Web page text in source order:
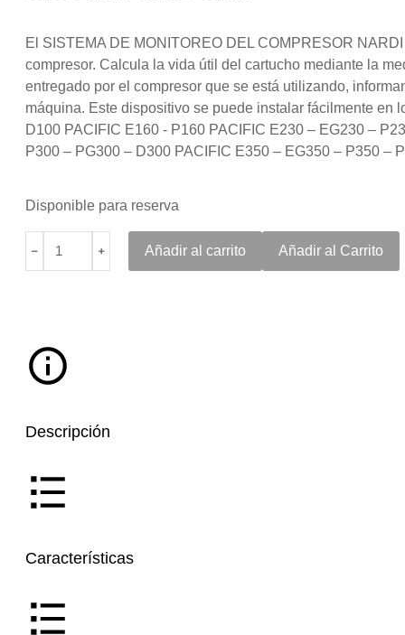
El SISTEMA DE MONITOREO DEL COMPRESOR
compresor. Calcula la vida útil del cartucho mediante la
entregado por el compresor que se está utilizando,
máquina. Este dispositivo se puede instalar fácilmente en
D100 PACIFIC E160 - P160 PACIFIC E230 – EG230 –
P300 – PG300 – D300 PACIFIC E350 – EG350 – P350 –
Disponible para reserva
﹣ ﹢ Añadir al carrito Añadir al Carrito
Descripción
Características